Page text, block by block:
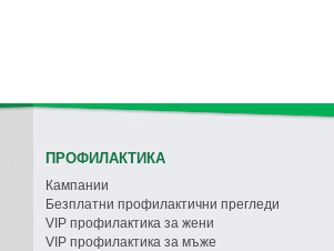
ПРОФИЛАКТИКА
Кампании
Безплатни профилактични прегледи
VIP профилактика за жени
VIP профилактика за мъже